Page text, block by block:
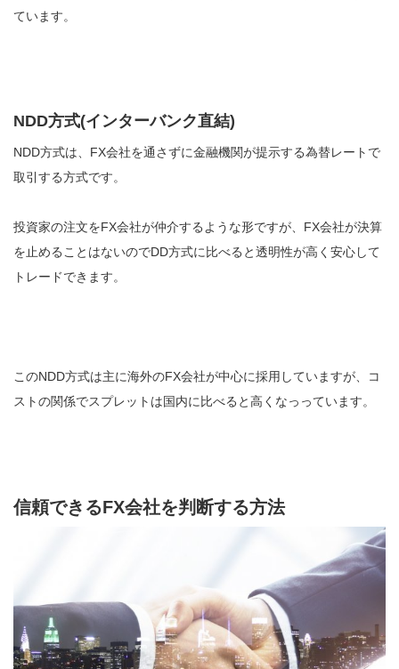
ています。
NDD方式(インターバンク直結)
NDD方式は、FX会社を通さずに金融機関が提示する為替レートで
取引する方式です。
投資家の注文をFX会社が仲介するような形ですが、FX会社が決算
を止めることはないのでDD方式に比べると透明性が高く安心して
トレードできます。
このNDD方式は主に海外のFX会社が中心に採用していますが、コ
ストの関係でスプレットは国内に比べると高くなっっています。
信頼できるFX会社を判断する方法